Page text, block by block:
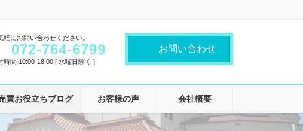
軽にお問い合わせください。
072-764-6799
時間 10:00-18:00 [ 水曜日除く ]
お問い合わせ
買お役立ちブログ お客様の声 会社概要